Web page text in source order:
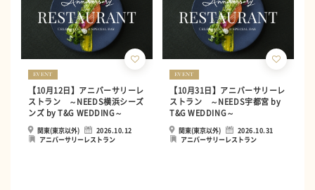
EVENT
【10月12日】アニバーサリーレ
ストラン ～NEEDS横浜シーズ
ンズ by T&G WEDDING～
関東(東京以外)
2026.10.12
アニバーサリーレストラン
EVENT
【10月31日】アニバーサリーレ
ストラン ～NEEDS宇都宮 by
T&G WEDDING～
関東(東京以外)
2026.10.31
アニバーサリーレストラン